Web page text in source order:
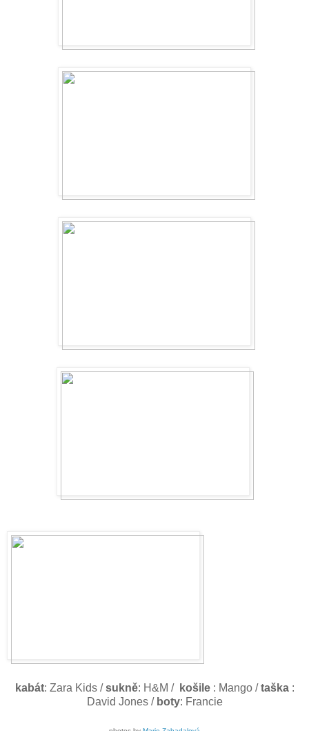
kabát: Zara Kids /sukně: H&M / košile: Mango /taška:
David Jones / boty: Francie